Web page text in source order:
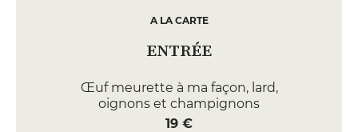
A LA CARTE
ENTRÉE
Œuf meurette à ma façon, lard,
oignons et champignons
19 €